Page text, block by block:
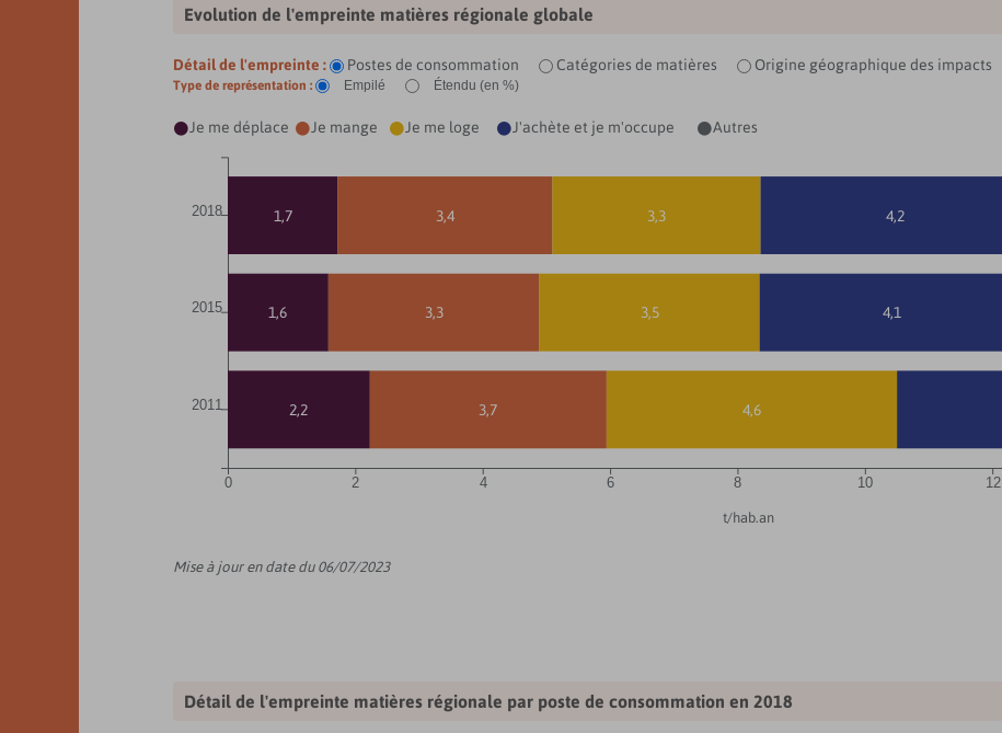
Evolution de l'empreinte matières régionale globale
Détail de l'empreinte : Postes de consommation Catégories de matières Origine géographique des impacts
Type de représentation : Empilé Étendu (en %)
 Je me déplace  Je mange  Je me loge  J'achète et je m'occupe Autres
0 2 4 6 8 10 12
t/hab.an
2011
2015
2018
1,6
1,7
2,2
3,3
3,4
3,7
3,5
3,3
4,6
4,1
4,2
Mise à jour en date du 06/07/2023
Détail de l'empreinte matières régionale par poste de consommation en 2018